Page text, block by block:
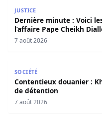
JUSTICE
Dernière minute : Voici
l’affaire Pape Cheikh
7 août 2026
SOCIÉTÉ
Contentieux douanier :
de détention
7 août 2026